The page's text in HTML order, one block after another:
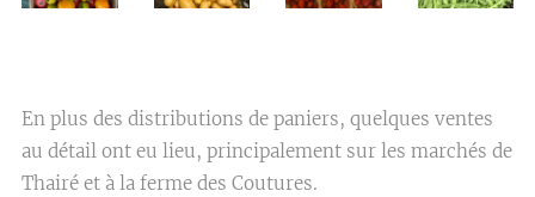
En plus des distributions de paniers, quelques ventes
au détail ont eu lieu, principalement sur les marchés de
Thairé et à la ferme des Coutures.